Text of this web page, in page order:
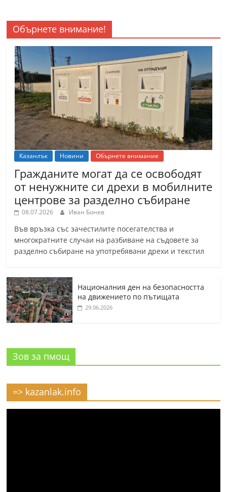
Обърнете внимание!
Казанлък Новини Обърнете внимание
Гражданите могат да се освободят
от ненужните си дрехи в мобилните
центрове за разделно събиране
08.07.2026 Иван Бонев
Във връзка със зачестилите посегателства и
многократните случаи на разбиване на съдовете за
разделно събиране на употребявани дрехи и текстил
Националния ден на безопасността
на движението по пътищата
29.06.2026
Зов за пмощ
=> kazanlak.info